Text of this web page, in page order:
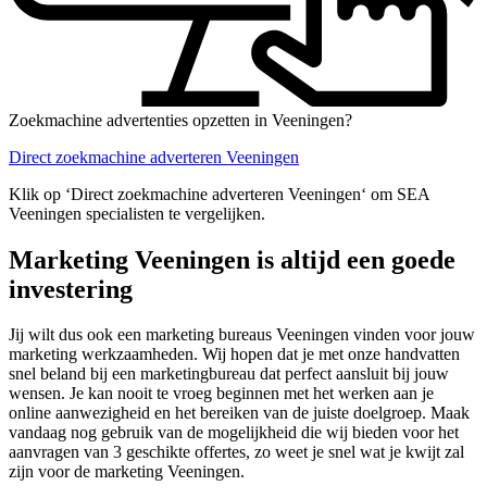
Zoekmachine advertenties opzetten in Veeningen?
Direct zoekmachine adverteren Veeningen
Klik op ‘Direct zoekmachine adverteren Veeningen‘ om SEA
Veeningen specialisten te vergelijken.
Marketing Veeningen is altijd een goede
investering
Jij wilt dus ook een marketing bureaus Veeningen vinden voor jouw
marketing werkzaamheden. Wij hopen dat je met onze handvatten
snel beland bij een marketingbureau dat perfect aansluit bij jouw
wensen. Je kan nooit te vroeg beginnen met het werken aan je
online aanwezigheid en het bereiken van de juiste doelgroep. Maak
vandaag nog gebruik van de mogelijkheid die wij bieden voor het
aanvragen van 3 geschikte offertes, zo weet je snel wat je kwijt zal
zijn voor de marketing Veeningen.